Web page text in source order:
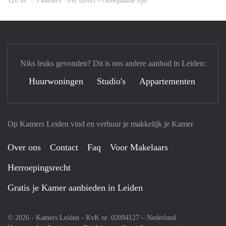
Op Kamers Leiden vind en verhuur je makkelijk je Kamer
Over ons Contact Faq
Voor Makelaars
Herroepingsrecht
Gratis je Kamer aanbieden in Leiden
© 2026 - Kamers Leiden - KvK nr. 02094127 – Nederland
Niks leuks gevonden? Dit is ons andere aanbod in Leiden:
Huurwoningen Studio's Appartementen